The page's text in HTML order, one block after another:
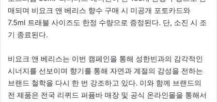
매되며 비요크 앤 베리스 향수 구매 시 미공개 포토카드와
7.5ml 트래블 사이즈도 한정 수량으로 증정된다. 단, 소진 시 조
기 종료된다.
비요크 앤 베리스는 이번 캠페인을 통해 성한빈과의 감각적인
시너지를 선보이며 향기를 통해 자연과 계절의 감성을 전하는
브랜드 철학을 다시 한 번 강조하고 있다. 이와 함께 브랜드의
전 제품은 전국 리퀴드 퍼퓸바 매장 및 공식 온라인몰을 통해서